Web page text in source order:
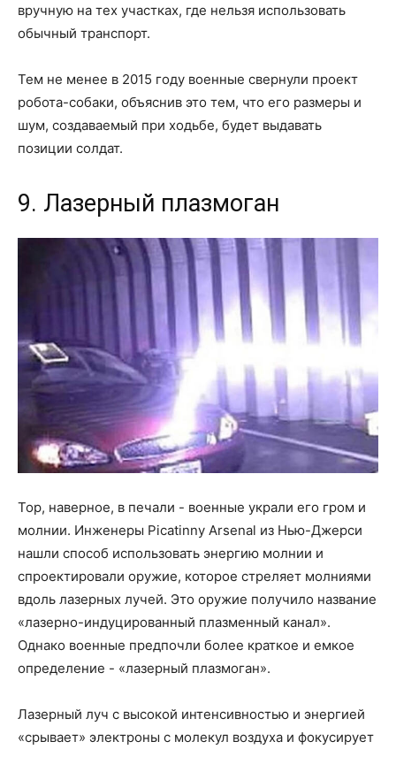
вручную на тех участках, где нельзя использовать
обычный транспорт.
Тем не менее в 2015 году военные свернули проект
робота-собаки, объяснив это тем, что его размеры и
шум, создаваемый при ходьбе, будет выдавать
позиции солдат.
9. Лазерный плазмоган
Тор, наверное, в печали - военные украли его гром и
молнии. Инженеры Picatinny Arsenal из Нью-Джерси
нашли способ использовать энергию молнии и
спроектировали оружие, которое стреляет молниями
вдоль лазерных лучей. Это оружие получило название
«лазерно-индуцированный плазменный канал».
Однако военные предпочли более краткое и емкое
определение - «лазерный плазмоган».
Лазерный луч с высокой интенсивностью и энергией
«срывает» электроны с молекул воздуха и фокусирует